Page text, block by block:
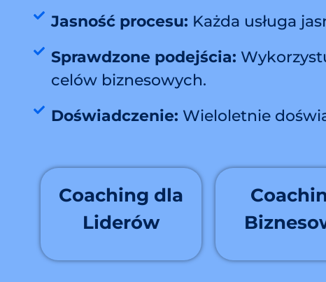
Jasność procesu: Każda usługa
Sprawdzone podejścia:
celów biznesowych.
Doświadczenie: Wieloletnie
Coaching dla
Liderów